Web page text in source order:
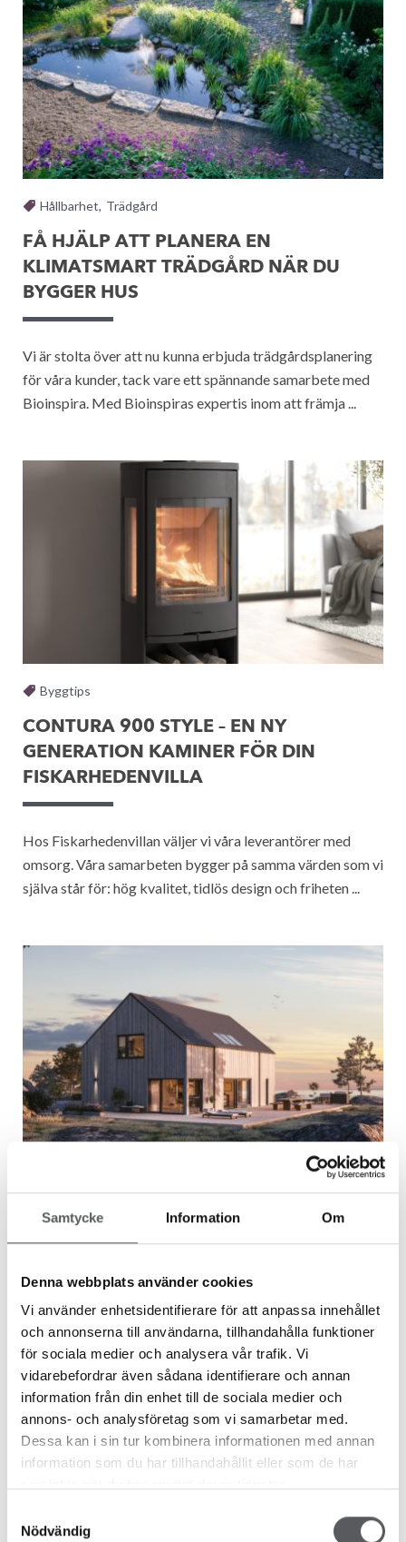
Samtycke Information Om
Denna webbplats använder cookies
Vi använder enhetsidentifierare för att anpassa innehållet
och annonserna till användarna, tillhandahålla funktioner
för sociala medier och analysera vår trafik. Vi
vidarebefordrar även sådana identifierare och annan
information från din enhet till de sociala medier och
annons- och analysföretag som vi samarbetar med.
Dessa kan i sin tur kombinera informationen med annan
information som du har tillhandahållit eller som de har
Nödvändig
Hållbarhet, Trädgård
FÅ HJÄLP ATT PLANERA EN
KLIMATSMART TRÄDGÅRD NÄR DU
BYGGER HUS
Vi är stolta över att nu kunna erbjuda trädgårdsplanering
för våra kunder, tack vare ett spännande samarbete med
Bioinspira. Med Bioinspiras expertis inom att främja ...
Byggtips
CONTURA 900 STYLE – EN NY
GENERATION KAMINER FÖR DIN
FISKARHEDENVILLA
Hos Fiskarhedenvillan väljer vi våra leverantörer med
omsorg. Våra samarbeten bygger på samma värden som vi
själva står för: hög kvalitet, tidlös design och friheten ...
TAKFOT ELLER INTE?
Den stora ladhustrenden väcker många husdrömmar. Det